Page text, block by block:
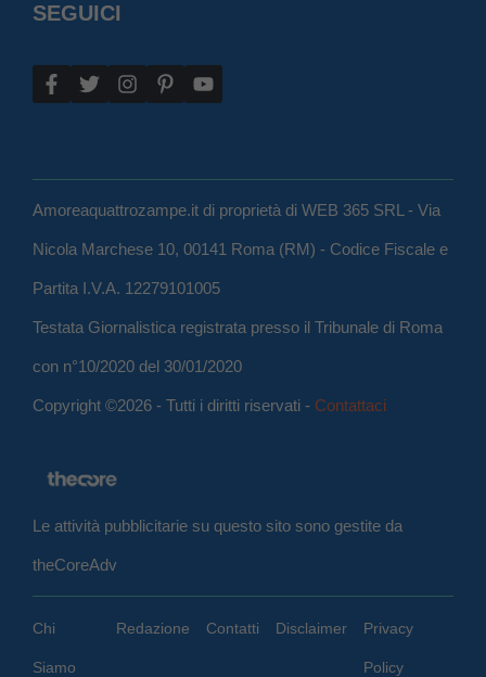
SEGUICI
Amoreaquattrozampe.it di proprietà di WEB 365 SRL - Via
Nicola Marchese 10, 00141 Roma (RM) - Codice Fiscale e
Partita I.V.A. 12279101005
Testata Giornalistica registrata presso il Tribunale di Roma
con n°10/2020 del 30/01/2020
Copyright ©2026 - Tutti i diritti riservati - Contattaci
Le attività pubblicitarie su questo sito sono gestite da
theCoreAdv
Chi
Siamo
Redazione Contatti Disclaimer Privacy
Policy